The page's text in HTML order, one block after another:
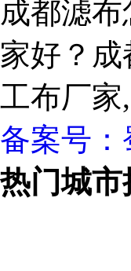
成都滤
家好？
工布厂
备案号：
热门城市